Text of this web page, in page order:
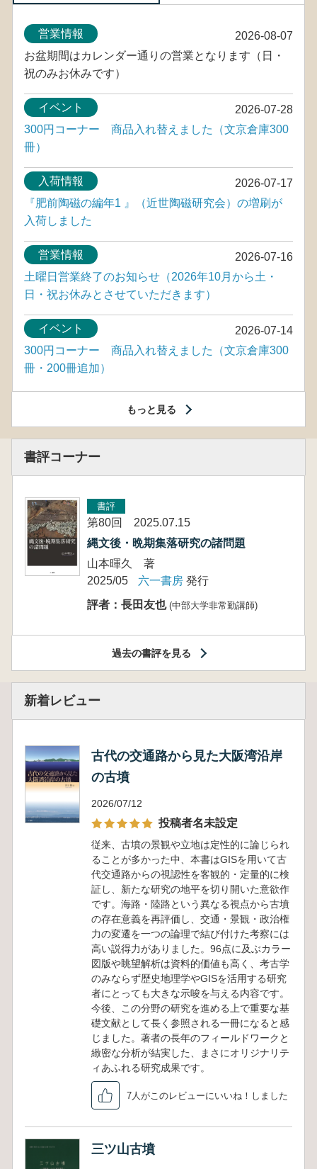
2026-08-07
営業情報
お盆期間はカレンダー通りの営業となります（日・
祝のみお休みです）
2026-07-28
イベント
300円コーナー 商品入れ替えました（文京倉庫300
冊）
2026-07-17
入荷情報
『肥前陶磁の編年1 』（近世陶磁研究会）の増刷が
入荷しました
2026-07-16
営業情報
土曜日営業終了のお知らせ（2026年10月から土・
日・祝お休みとさせていただきます）
2026-07-14
イベント
300円コーナー 商品入れ替えました（文京倉庫300
冊・200冊追加）
もっと見る
書評コーナー
書評
第80回 2025.07.15
縄文後・晩期集落研究の諸問題
山本暉久 著
2025/05
六一書房 発行
評者：長田友也 (中部大学非常勤講師)
過去の書評を見る
新着レビュー
古代の交通路から見た大阪湾沿岸
の古墳
2026/07/12
投稿者名未設定
従来、古墳の景観や立地は定性的に論じられ
ることが多かった中、本書はGISを用いて古
代交通路からの視認性を客観的・定量的に検
証し、新たな研究の地平を切り開いた意欲作
です。海路・陸路という異なる視点から古墳
の存在意義を再評価し、交通・景観・政治権
力の変遷を一つの論理で結び付けた考察には
高い説得力がありました。96点に及ぶカラー
図版や眺望解析は資料的価値も高く、考古学
のみならず歴史地理学やGISを活用する研究
者にとっても大きな示唆を与える内容です。
今後、この分野の研究を進める上で重要な基
礎文献として長く参照される一冊になると感
じました。著者の長年のフィールドワークと
緻密な分析が結実した、まさにオリジナリテ
ィあふれる研究成果です。
7人がこのレビューにいいね！しました
三ツ山古墳